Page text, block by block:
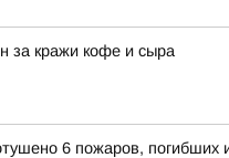
за кражи кофе и сыра
6 пожаров, погибших